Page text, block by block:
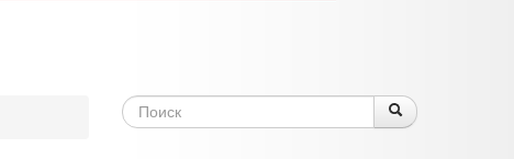
Форма
Поиск